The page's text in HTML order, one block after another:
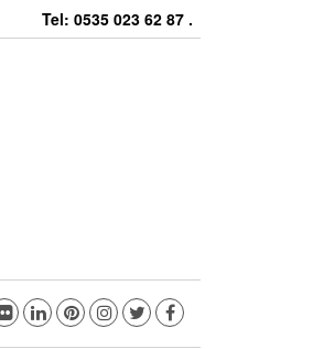
Tel: 0535 023 62 87 .